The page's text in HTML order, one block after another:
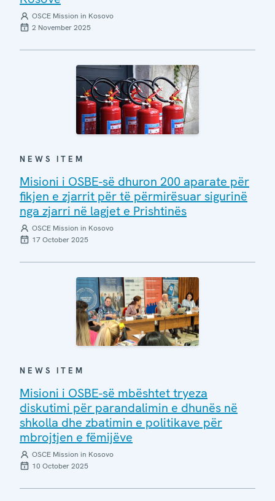
OSCE Mission in Kosovo
2 November 2025
NEWS ITEM
Misioni i OSBE-së dhuron 200 aparate për
fikjen e zjarrit për të përmirësuar sigurinë
nga zjarri në lagjet e Prishtinës
OSCE Mission in Kosovo
17 October 2025
NEWS ITEM
Misioni i OSBE-së mbështet tryeza
diskutimi për parandalimin e dhunës në
shkolla dhe zbatimin e politikave për
mbrojtjen e fëmijëve
OSCE Mission in Kosovo
10 October 2025